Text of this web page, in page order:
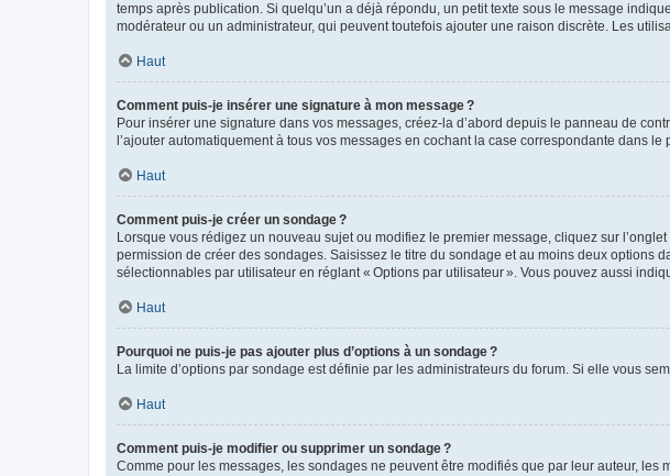
temps après publication. Si quelqu’un a déjà répondu, un petit texte sous le message
modérateur ou un administrateur, qui peuvent toutefois ajouter une raison discrète. Les
Haut
Comment puis-je insérer une signature à mon message ?
Pour insérer une signature dans vos messages, créez-la d’abord depuis le panneau de
l’ajouter automatiquement à tous vos messages en cochant la case correspondante dans
Haut
Comment puis-je créer un sondage ?
Lorsque vous rédigez un nouveau sujet ou modifiez le premier message, cliquez sur
permission de créer des sondages. Saisissez le titre du sondage et au moins deux options
sélectionnables par utilisateur en réglant « Options par utilisateur ». Vous pouvez aussi
Haut
Pourquoi ne puis-je pas ajouter plus d’options à un sondage ?
La limite d’options par sondage est définie par les administrateurs du forum. Si elle vous
Haut
Comment puis-je modifier ou supprimer un sondage ?
Comme pour les messages, les sondages ne peuvent être modifiés que par leur auteur,